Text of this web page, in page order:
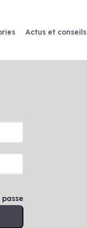
Actus et conseils